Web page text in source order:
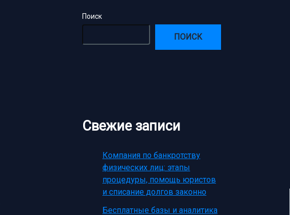
Поиск
ПОИСК
Свежие записи
Компания по банкротству
физических лиц: этапы
процедуры, помощь юристов
и списание долгов законно
Бесплатные базы и аналитика